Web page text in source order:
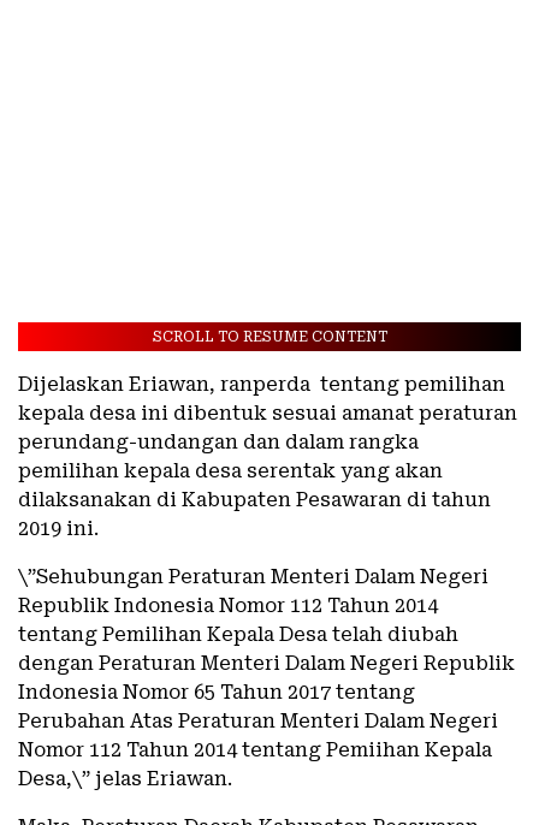
SCROLL TO RESUME CONTENT
Dijelaskan Eriawan, ranperda tentang pemilihan
kepala desa ini dibentuk sesuai amanat peraturan
perundang-undangan dan dalam rangka
pemilihan kepala desa serentak yang akan
dilaksanakan di Kabupaten Pesawaran di tahun
2019 ini.
\”Sehubungan Peraturan Menteri Dalam Negeri
Republik Indonesia Nomor 112 Tahun 2014
tentang Pemilihan Kepala Desa telah diubah
dengan Peraturan Menteri Dalam Negeri Republik
Indonesia Nomor 65 Tahun 2017 tentang
Perubahan Atas Peraturan Menteri Dalam Negeri
Nomor 112 Tahun 2014 tentang Pemiihan Kepala
Desa,\” jelas Eriawan.